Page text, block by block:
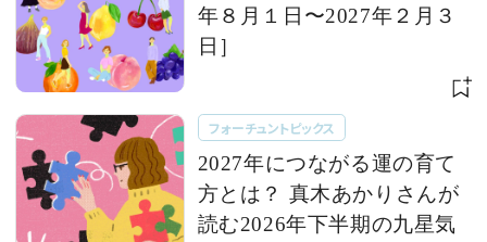
年８月１日〜2027年２月３
日］
フォーチュントピックス
2027年につながる運の育て
方とは？ 真木あかりさんが
読む2026年下半期の九星気